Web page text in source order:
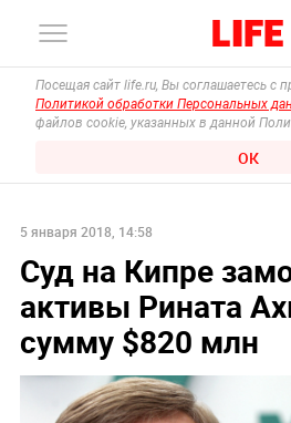
Посещая сайт life.ru, Вы соглашаетесь с
Политикой обработки Персональных
файлов cookie, указанных в данной
ОК
5 января 2018, 14:58
Суд на Кипре
активы Рината
сумму $820 млн